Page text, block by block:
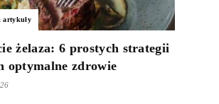
artykuły
żelaza: 6 prostych strategii
optymalne zdrowie